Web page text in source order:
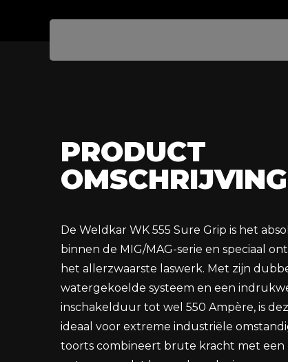
PRODUCT
OMSCHRIJVING
De Weldkar WK 555 Sure Grip is het
binnen de MIG/MAG-serie en speciaal
het allerzwaarste laswerk. Met zijn
watergekoelde systeem en een
inschakelduur tot wel 550 Ampère, is
ideaal voor extreme industriële
toorts combineert brute kracht met een